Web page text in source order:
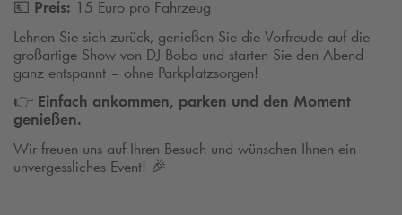
💶 Preis: 15 Euro pro Fahrzeug
Lehnen Sie sich zurück, genießen Sie die Vorfreude auf die
großartige Show von DJ Bobo und starten Sie den Abend
ganz entspannt – ohne Parkplatzsorgen!
👉 Einfach ankommen, parken und den Moment
genießen.
Wir freuen uns auf Ihren Besuch und wünschen Ihnen ein
unvergessliches Event! 🎉